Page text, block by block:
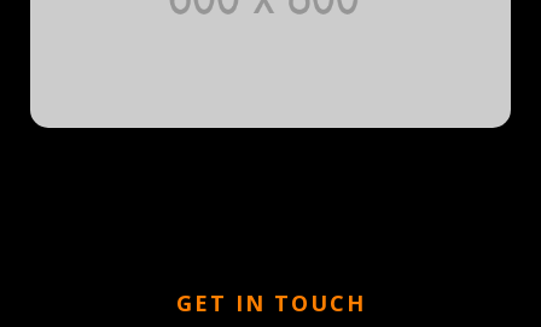
GET IN TOUCH